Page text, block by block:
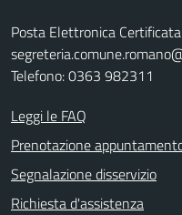
Posta Elettronica
Telefono: 0363 982311
Leggi le FAQ
Prenotazione
Segnalazione disservizio
Richiesta d'assistenza